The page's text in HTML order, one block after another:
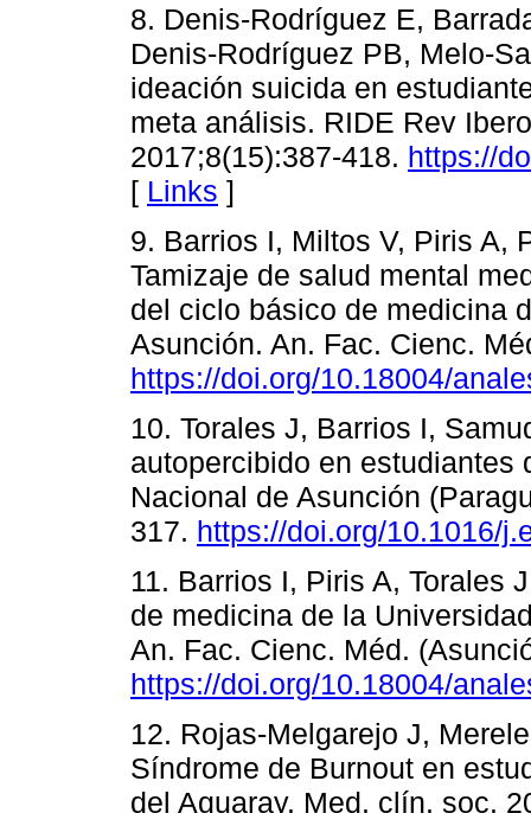
8. Denis-Rodríguez E,
Denis-Rodríguez PB, Melo-
ideación suicida en
meta análisis. RIDE Rev
2017;8(15):387-418. https://
[ Links ]
9. Barrios I, Miltos V, Piris A,
Tamizaje de salud mental
del ciclo básico de medicina
Asunción. An. Fac. Cienc.
https://doi.org/10.18004/
10. Torales J, Barrios I,
autopercibido en estudiantes
Nacional de Asunción
317. https://doi.org/10.1016/
11. Barrios I, Piris A, Torales
de medicina de la
An. Fac. Cienc. Méd.
https://doi.org/10.18004/
12. Rojas-Melgarejo J,
Síndrome de Burnout en
del Aguaray. Med. clín. soc.